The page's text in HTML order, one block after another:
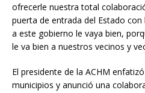
ofrecerle nuestra total
puerta de entrada del Estado
a este gobierno le vaya bien,
le va bien a nuestros vecinos y
El presidente de la ACHM
municipios y anunció una